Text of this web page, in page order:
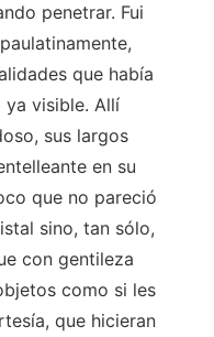
penetrar. Fui
que había
visible. Allí
sus largos
en su
que no pareció
sino, tan sólo,
con gentileza
como si les
que hicieran